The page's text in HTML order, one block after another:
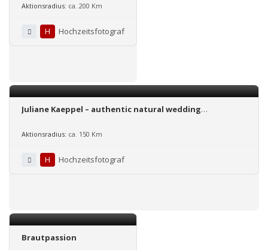
Aktionsradius: ca. 200 Km
H Hochzeitsfotograf
Juliane Kaeppel – authentic natural wedding
Aktionsradius: ca. 150 Km
H Hochzeitsfotograf
Brautpassion